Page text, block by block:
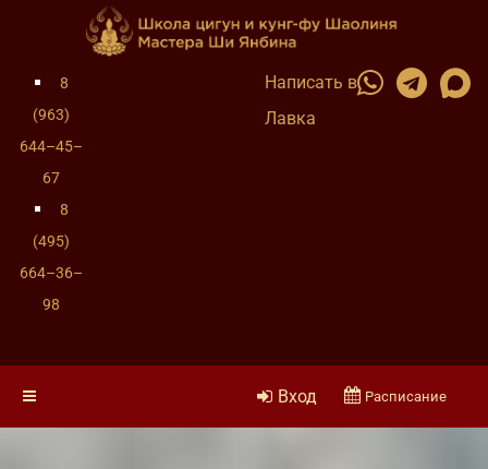
8
(963)
644–45–
67
8
(495)
664–36–
98
Написать в
Лавка
Вход Расписание